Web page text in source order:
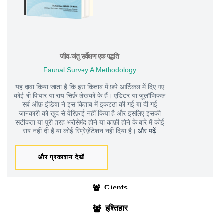
जीव-जंतु सर्वेक्षण एक पद्धति
Faunal Survey A Methodology
यह दावा किया जाता है कि इस किताब में छपे आर्टिकल में दिए गए
कोई भी विचार या राय सिर्फ़ लेखकों के हैं। एडिटर या ज़ूलॉजिकल
सर्वे ऑफ़ इंडिया ने इस किताब में इकट्ठा की गई या दी गई
जानकारी को खुद से वेरिफ़ाई नहीं किया है और इसलिए इसकी
सटीकता या पूरी तरह भरोसेमंद होने या काफ़ी होने के बारे में कोई
राय नहीं दी है या कोई रिप्रेज़ेंटेशन नहीं दिया है। और पढ़ें
और प्रकाशन देखें
Clients
इश्तिहार